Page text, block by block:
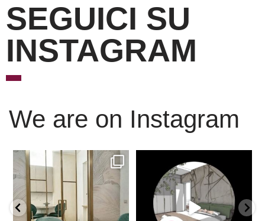
SEGUICI SU
INSTAGRAM
We are on Instagram
Scopri l’eleganza senza
tempo delle porte ...
È ora di andare a dormire..
Niente di meglio di